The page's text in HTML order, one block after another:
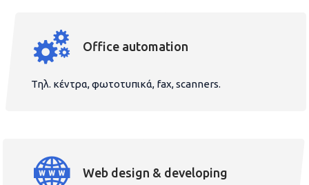
Office automation
Τηλ. κέντρα, φωτοτυπικά, fax, scanners.
Web design & developing